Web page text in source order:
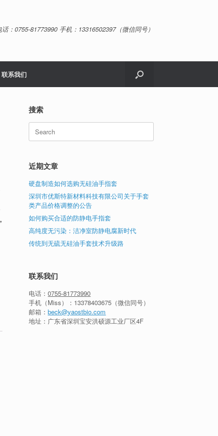
：0755-81773990 手机：13316502397（微信同号）
联系我们
搜索
Search
for:
近期文章
硬盘制造如何选购无硅油手指套
深圳市优斯特新材料科技有限公司关于手套
类产品价格调整的公告
如何购买合适的防静电手指套
高纯度无污染：洁净室防静电腐新时代
传统到无硫无硅油手套技术升级路
联系我们
电话：0755-81773990
手机（Miss）： 13378403675 （微信同号）
邮箱：beck@yaostbio.com
地址：广东省深圳宝安洪硕源工业厂区4F